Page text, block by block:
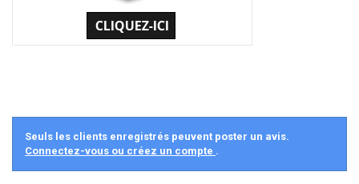
Seuls les clients enregistrés peuvent poster un avis.
Connectez-vous ou créez un compte .